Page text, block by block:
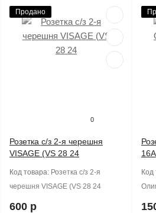
Продано
0
Розетка с/з 2-я черешня
VISAGE (VS 28 24
Код товара: Розетка с/з 2-я
черешня VISAGE (VS 28 24
600 р
Код